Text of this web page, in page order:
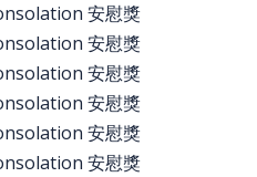
安慰獎
安慰獎
安慰獎
安慰獎
安慰獎
安慰獎